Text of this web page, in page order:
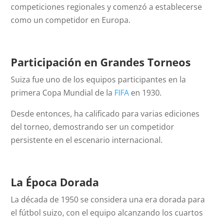
competiciones regionales y comenzó a establecerse
como un competidor en Europa.
Participación en Grandes Torneos
Suiza fue uno de los equipos participantes en la
primera Copa Mundial de la FIFA en 1930.
Desde entonces, ha calificado para varias ediciones
del torneo, demostrando ser un competidor
persistente en el escenario internacional.
La Época Dorada
La década de 1950 se considera una era dorada para
el fútbol suizo, con el equipo alcanzando los cuartos